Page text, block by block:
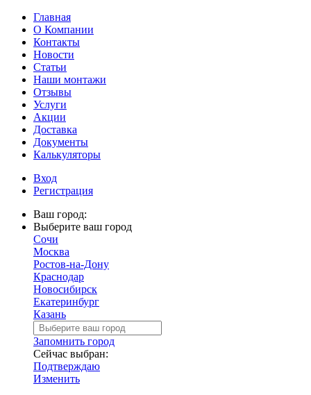
Главная
О Компании
Контакты
Новости
Статьи
Наши монтажи
Отзывы
Услуги
Акции
Доставка
Документы
Калькуляторы
Вход
Регистрация
Ваш город:
Выберите ваш город
Сочи
Москва
Ростов-на-Дону
Краснодар
Новосибирск
Екатеринбург
Казань
Запомнить город
Сейчас выбран:
Подтверждаю
Изменить